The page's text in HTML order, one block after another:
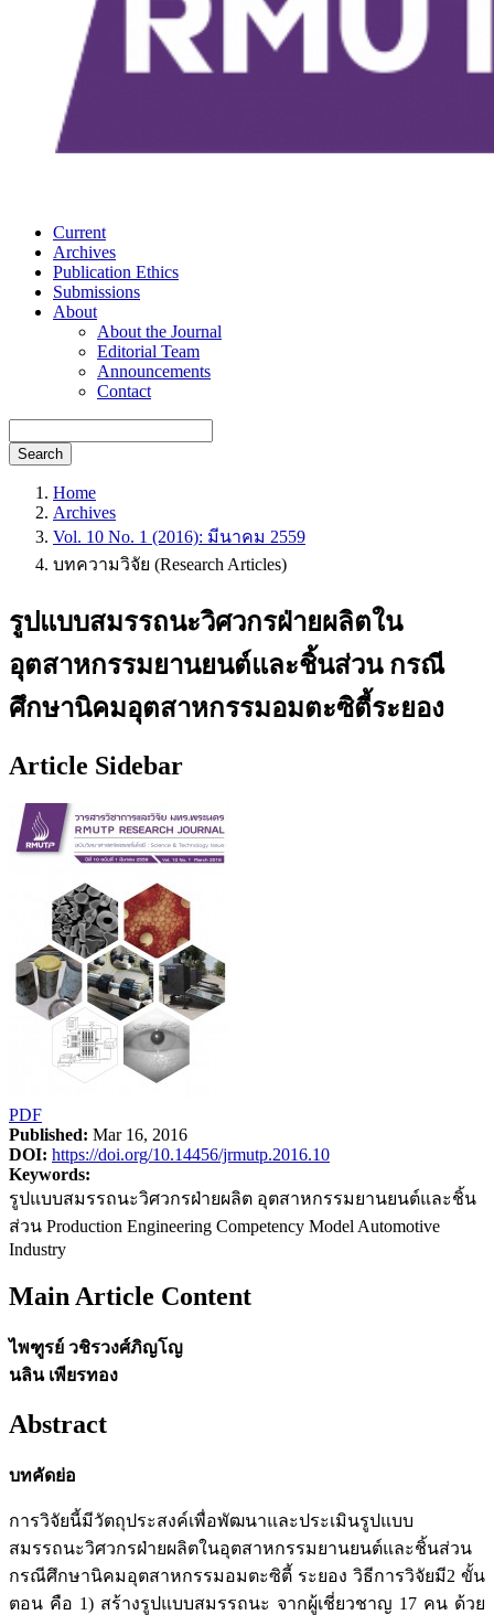
Current
Archives
Publication Ethics
Submissions
About
About the Journal
Editorial Team
Announcements
Contact
Search
Home
Archives
Vol. 10 No. 1 (2016): มีนาคม 2559
บทความวิจัย (Research Articles)
รูปแบบสมรรถนะวิศวกรฝ่ายผลิตใน
อุตสาหกรรมยานยนต์และชิ้นส่วน กรณี
ศึกษานิคมอุตสาหกรรมอมตะซิตี้ระยอง
Article Sidebar
PDF
Published: Mar 16, 2016
DOI: https://doi.org/10.14456/jrmutp.2016.10
Keywords:
รูปแบบสมรรถนะวิศวกรฝ่ายผลิต อุตสาหกรรมยานยนต์และชิ้น
ส่วน Production Engineering Competency Model Automotive
Industry
Main Article Content
ไพฑูรย์ วชิรวงศ์ภิญโญ
นลิน เพียรทอง
Abstract
บทคัดย่อ
การวิจัยนี้มีวัตถุประสงค์เพื่อพัฒนาและประเมินรูปแบบ
สมรรถนะวิศวกรฝ่ายผลิตในอุตสาหกรรมยานยนต์และชิ้นส่วน
กรณีศึกษานิคมอุตสาหกรรมอมตะซิตี้ ระยอง วิธีการวิจัยมี2 ขั้น
ตอน คือ 1) สร้างรูปแบบสมรรถนะ จากผู้เชี่ยวชาญ 17 คน ด้วย